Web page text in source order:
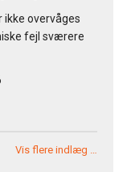
overvåges
fejl sværere
Vis flere indlæg …